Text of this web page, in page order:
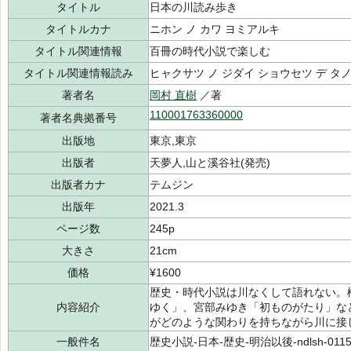
タイトル
日本の川読み歩き
タイトルカナ
ニホン ノ カワ ヨミアルキ
タイトル関連情報
百冊の時代小説で楽しむ
タイトル関連情報読み
ヒャクサツ ノ ジダイ ショウセツ デ タ
著者名
岡村 直樹 ／著
著者名典拠番号
110001763360000
出版地
東京,東京
出版者
天夢人,山と溪谷社(発売)
出版者カナ
テムジン
出版年
2021.3
ページ数
245p
大きさ
21cm
価格
¥1600
内容紹介
歴史・時代小説は川なくして語れない
ゆく」、宮部みゆき「初ものがたり」
がどのような関わりを持ちながら川に
一般件名
歴史小説-日本-歴史-明治以後-ndlsh-